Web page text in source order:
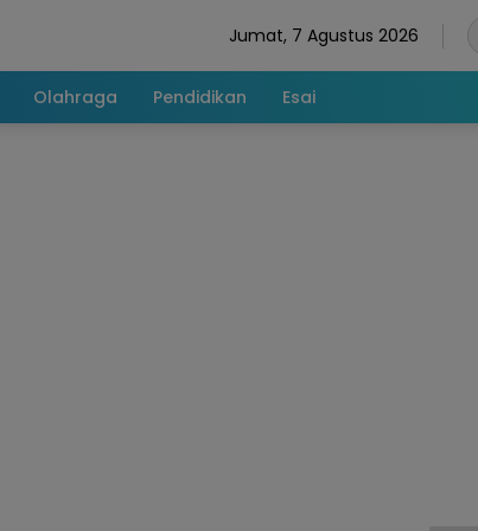
Jumat, 7 Agustus 2026
Olahraga Pendidikan Esai